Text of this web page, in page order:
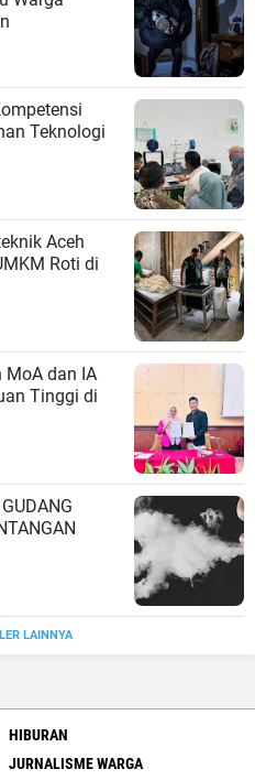
Teknologi
Aceh
Roti di
MoA dan IA
Tinggi di
LAINNYA
HIBURAN
JURNALISME WARGA